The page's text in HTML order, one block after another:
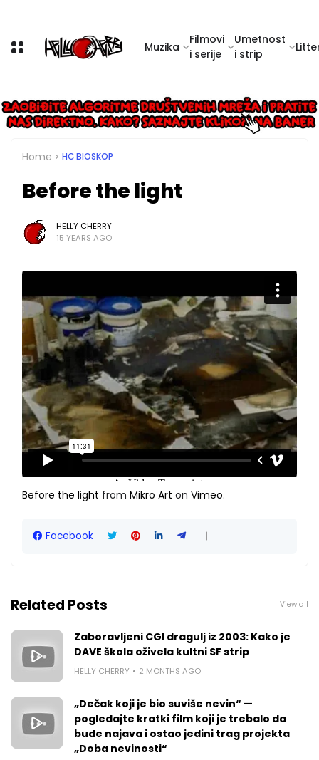
Muzika
Filmovi
i serije
Umetnost
i strip
Home HC BIOSKOP
Before the light
HELLY CHERRY
15 YEARS AGO
Before the light from Mikro Art on Vimeo.
Facebook
Related Posts View all
Zaboravljeni CGI dragulj iz 2003: Kako je
DAVE škola oživela kultni SF strip
HELLY CHERRY 2 MONTHS AGO
„Dečak koji je bio suviše nevin“ —
pogledajte kratki film koji je trebalo da
bude najava i ostao jedini trag projekta
„Doba nevinosti“